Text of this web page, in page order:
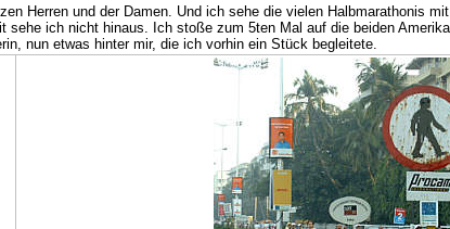
Herren und der Damen. Und ich sehe die vielen Halbmarathonis
ich nicht hinaus. Ich stoße zum 5ten Mal auf die beiden
nun etwas hinter mir, die ich vorhin ein Stück begleitete.